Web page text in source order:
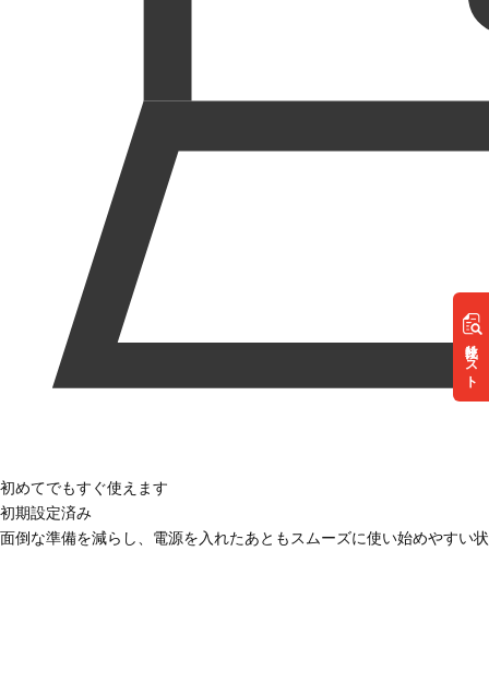
リスト
初めてでもすぐ使えます
初期設定済み
面倒な準備を減らし、電源を入れたあともスムーズに使い始めやすい